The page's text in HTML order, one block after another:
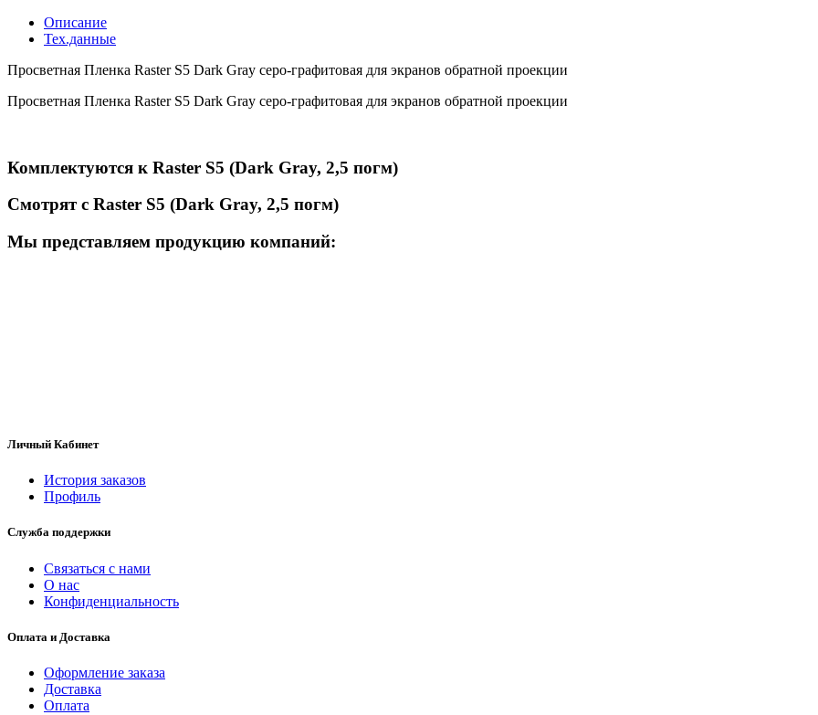
Описание
Тех.данные
Просветная Пленка Raster S5 Dark Gray серо-графитовая для экранов обратной проекции
Просветная Пленка Raster S5 Dark Gray серо-графитовая для экранов обратной проекции
Комплектуются к Raster S5 (Dark Gray, 2,5 погм)
Смотрят с Raster S5 (Dark Gray, 2,5 погм)
Мы представляем продукцию компаний:
Личный Кабинет
История заказов
Профиль
Служба поддержки
Связаться с нами
О нас
Конфиденциальность
Оплата и Доставка
Оформление заказа
Доставка
Оплата